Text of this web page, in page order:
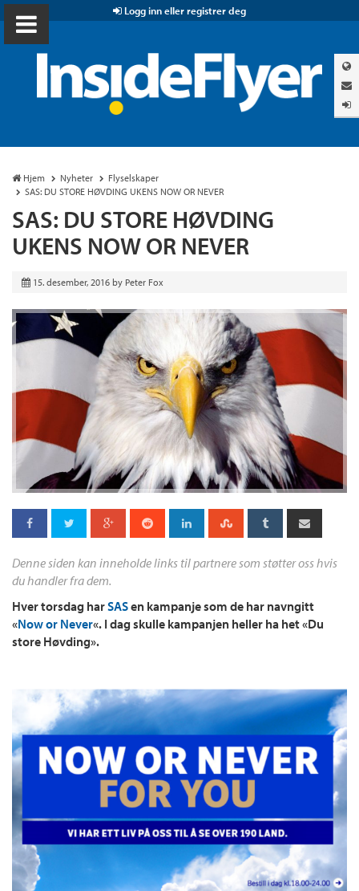
Logg inn eller registrer deg
Hjem Nyheter
Flyselskaper
SAS: DU STORE HØVDING UKENS NOW OR NEVER
SAS: DU STORE HØVDING
UKENS NOW OR NEVER
15. desember, 2016 by Peter Fox
Denne siden kan inneholde links til partnere som støtter oss hvis
du handler fra dem.
Hver torsdag harSASen kampanje som de har navngitt
«Now or Never«. I dag skulle kampanjen heller ha het «Du
store Høvding».